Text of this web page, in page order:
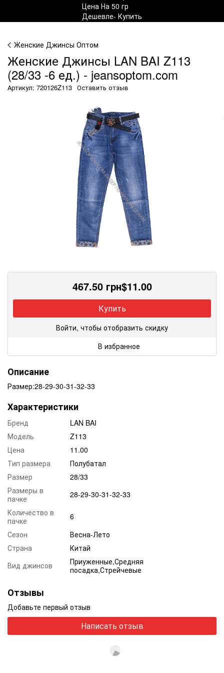
Женские Джинсы Оптом
Женские Джинсы LAN BAI Z113
(28/33 -6 ед.) - jeansoptom.com
Артикул: 720126Z113 Оставить отзыв
467.50грн$11.00
Купить
Войти, чтобы отобразить скидку
В избранное
Описание
Размер:28-29-30-31-32-33
Характеристики
Бренд
LAN BAI
Модель
Z113
Цена
11.00
Тип размера
Полубатал
Размер
28/33
Размеры в
пачке
28-29-30-31-32-33
Количество в
пачке
6
Сезон
Весна-Лето
Страна
Китай
Вид джинсов
Приуженные,Средняя
посадка,Стрейчевые
Отзывы
Добавьте первый отзыв
Написать отзыв